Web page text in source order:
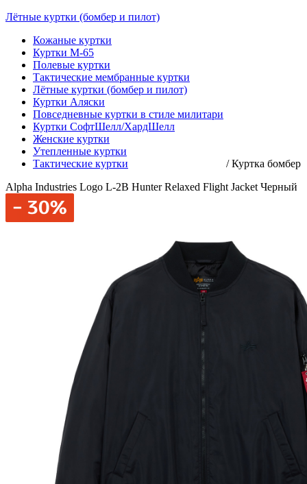
Лётные куртки (бомбер и пилот)
Кожаные куртки
Куртки М-65
Полевые куртки
Тактические мембранные куртки
Лётные куртки (бомбер и пилот)
Куртки Аляски
Повседневные куртки в стиле милитари
Куртки СофтШелл/ХардШелл
Женские куртки
Утепленные куртки
Тактические куртки
/Куртка бомбер
Alpha Industries Logo L-2B Hunter Relaxed Flight Jacket Черный